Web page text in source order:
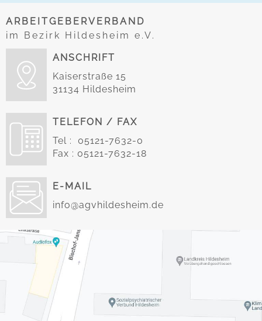
ARBEITGEBERVERBAND
im Bezirk Hildesheim e.V.
ANSCHRIFT
Kaiserstraße 15
31134 Hildesheim
TELEFON / FAX
Tel : 05121-7632-0
Fax : 05121-7632-18
E-MAIL
info@agvhildesheim.de